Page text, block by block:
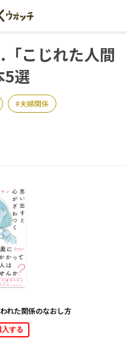
こじれた人間
5選
夫婦関係
れた関係のなおし方
する